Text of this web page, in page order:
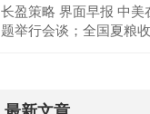
长盈策略 界面早报 中
题举行会谈；全国夏粮